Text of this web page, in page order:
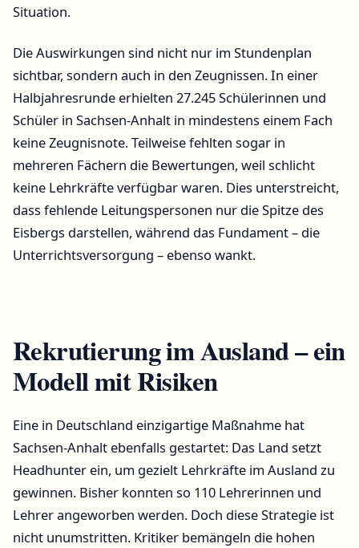
Situation.
Die Auswirkungen sind nicht nur im Stundenplan
sichtbar, sondern auch in den Zeugnissen. In einer
Halbjahresrunde erhielten 27.245 Schülerinnen und
Schüler in Sachsen-Anhalt in mindestens einem Fach
keine Zeugnisnote. Teilweise fehlten sogar in
mehreren Fächern die Bewertungen, weil schlicht
keine Lehrkräfte verfügbar waren. Dies unterstreicht,
dass fehlende Leitungspersonen nur die Spitze des
Eisbergs darstellen, während das Fundament – die
Unterrichtsversorgung – ebenso wankt.
Rekrutierung im Ausland – ein
Modell mit Risiken
Eine in Deutschland einzigartige Maßnahme hat
Sachsen-Anhalt ebenfalls gestartet: Das Land setzt
Headhunter ein, um gezielt Lehrkräfte im Ausland zu
gewinnen. Bisher konnten so 110 Lehrerinnen und
Lehrer angeworben werden. Doch diese Strategie ist
nicht unumstritten. Kritiker bemängeln die hohen